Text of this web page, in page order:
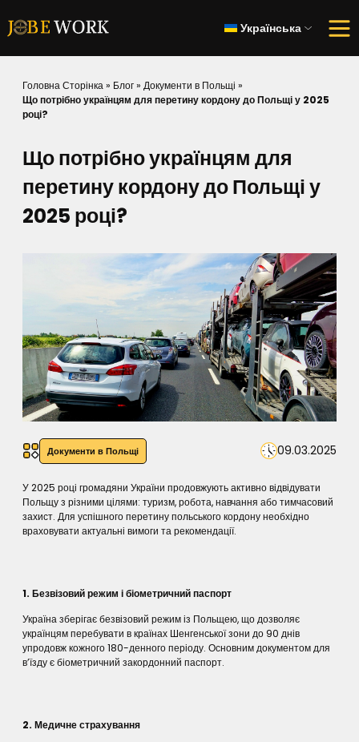
Українська
Головна Сторінка» Блог» Документи в Польщі »
Що потрібно українцям для перетину кордону до Польщі у 2025
році?
Що потрібно українцям для
перетину кордону до Польщі у
2025 році?
Документи в Польщі 09.03.2025
У 2025 році громадяни України продовжують активно відвідувати
Польщу з різними цілями: туризм, робота, навчання або тимчасовий
захист. Для успішного перетину польського кордону необхідно
враховувати актуальні вимоги та рекомендації.
1. Безвізовий режим і біометричний паспорт
Україна зберігає безвізовий режим із Польщею, що дозволяє
українцям перебувати в країнах Шенгенської зони до 90 днів
упродовж кожного 180-денного періоду. Основним документом для
в’їзду є біометричний закордонний паспорт.
2. Медичне страхування